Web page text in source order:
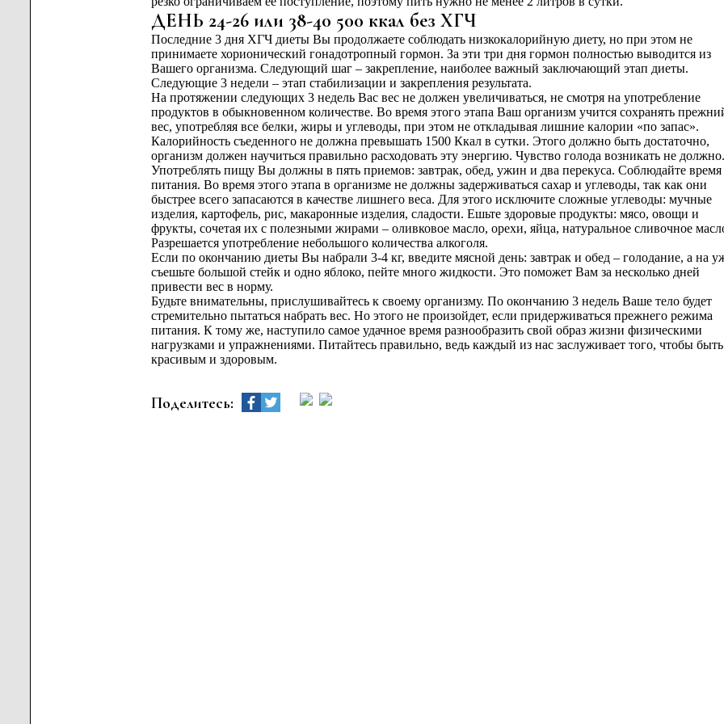
ДЕНЬ 24-26 или 38-40 500 ккал без ХГЧ
Последние 3 дня ХГЧ диеты Вы продолжаете соблюдать низкокалорийную диету, но при этом не
принимаете хорионический гонадотропный гормон. За эти три дня гормон полностью выводится из
Вашего организма. Следующий шаг – закрепление, наиболее важный заключающий этап диеты.
Следующие 3 недели – этап стабилизации и закрепления результата.
На протяжении следующих 3 недель Вас вес не должен увеличиваться, не смотря на употребление
продуктов в обыкновенном количестве. Во время этого этапа Ваш организм учится сохранять
вес, употребляя все белки, жиры и углеводы, при этом не откладывая лишние калории «по запас».
Калорийность съеденного не должна превышать 1500 Ккал в сутки. Этого должно быть достаточно,
организм должен научиться правильно расходовать эту энергию. Чувство голода возникать не должно.
Употреблять пищу Вы должны в пять приемов: завтрак, обед, ужин и два перекуса. Соблюдайте время
питания. Во время этого этапа в организме не должны задерживаться сахар и углеводы, так как они
быстрее всего запасаются в качестве лишнего веса. Для этого исключите сложные углеводы: мучные
изделия, картофель, рис, макаронные изделия, сладости. Ешьте здоровые продукты: мясо, овощи и
фрукты, сочетая их с полезными жирами – оливковое масло, орехи, яйца, натуральное сливочное
Разрешается употребление небольшого количества алкоголя.
Если по окончанию диеты Вы набрали 3-4 кг, введите мясной день: завтрак и обед – голодание, а на
съешьте большой стейк и одно яблоко, пейте много жидкости. Это поможет Вам за несколько дней
привести вес в норму.
Будьте внимательны, прислушивайтесь к своему организму. По окончанию 3 недель Ваше тело будет
стремительно пытаться набрать вес. Но этого не произойдет, если придерживаться прежнего режима
питания. К тому же, наступило самое удачное время разнообразить свой образ жизни физическими
нагрузками и упражнениями. Питайтесь правильно, ведь каждый из нас заслуживает того, чтобы быть
красивым и здоровым.
Поделитесь: